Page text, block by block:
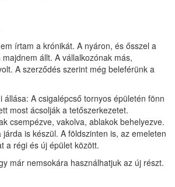
írtam a krónikát. A nyáron, és ősszel a
állt. A vállalkozónak más,
A szerződés szerint még beleférünk a
állása: A csigalépcső tornyos épületén fönn
most ácsolják a tetőszerkezetet.
csempézve, vakolva, ablakok behelyezve.
is készül. A földszinten is, az emeleten
a régi és új épület között.
már nemsokára használhatjuk az új részt.